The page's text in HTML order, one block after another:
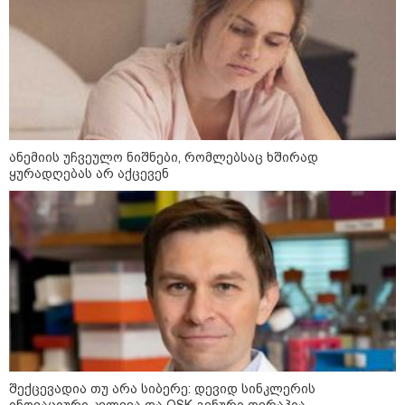
როგორ ჩავიცვათ 40 წლის
შემდეგ: მილიონერების
სტილისტის 8 ოქროს წესი და
აუცილებელი სამოსი
მსოფლიო
ანემიის უჩვეულო ნიშნები, რომლებსაც ხშირად
ყურადღებას არ აქცევენ
შექცევადია თუ არა სიბერე: დევიდ სინკლერის